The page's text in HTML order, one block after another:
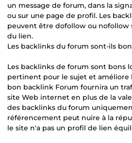
un message de forum, dans la
ou sur une page de profil. Les
peuvent être dofollow ou
du lien.
Les backlinks du forum sont-ils
Les backlinks de forum sont bons
pertinent pour le sujet et améliore
bon backlink Forum fournira un
site Web internet en plus de la
des backlinks du forum
référencement peut nuire à la
le site n'a pas un profil de lien